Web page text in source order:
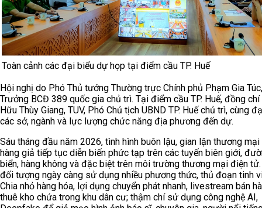
Toàn cảnh các đại biểu dự họp tại điểm cầu TP. Huế
Hội nghị do Phó Thủ tướng Thường trực Chính phủ Phạm Gia Túc,
Trưởng BCĐ 389 quốc gia chủ trì. Tại điểm cầu TP. Huế, đồng chí
Hữu Thùy Giang, TUV, Phó Chủ tịch UBND TP. Huế chủ trì, cùng
các sở, ngành và lực lượng chức năng địa phương đến dự.
Sáu tháng đầu năm 2026, tình hình buôn lậu, gian lận thương mại
hàng giả tiếp tục diễn biến phức tạp trên các tuyến biên giới,
biển, hàng không và đặc biệt trên môi trường thương mại điện tử.
đối tượng ngày càng sử dụng nhiều phương thức, thủ đoạn tinh
Chia nhỏ hàng hóa, lợi dụng chuyển phát nhanh, livestream bán
thuê kho chứa trong khu dân cư; thậm chí sử dụng công nghệ AI,